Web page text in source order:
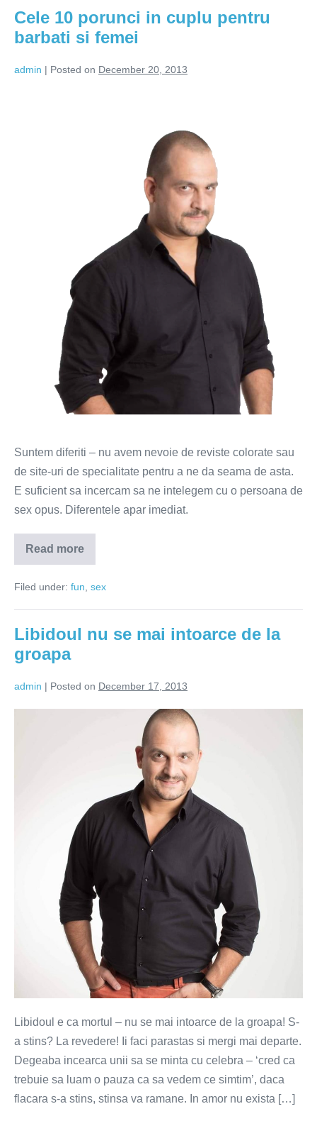
Cele 10 porunci in cuplu pentru
barbati si femei
admin | Posted on December 20, 2013
Suntem diferiti – nu avem nevoie de reviste colorate sau
de site-uri de specialitate pentru a ne da seama de asta.
E suficient sa incercam sa ne intelegem cu o persoana de
sex opus. Diferentele apar imediat.
Read more
Cele
10
in
pentru
si
femei
Filed under: fun sex
Libidoul nu se mai intoarce de la
groapa
admin | Posted on December 17, 2013
Libidoul e ca mortul – nu se mai intoarce de la groapa! S-
a stins? La revedere! Ii faci parastas si mergi mai departe.
Degeaba incearca unii sa se minta cu celebra – ‘cred ca
trebuie sa luam o pauza ca sa vedem ce simtim’, daca
flacara s-a stins, stinsa va ramane. In amor nu exista […]